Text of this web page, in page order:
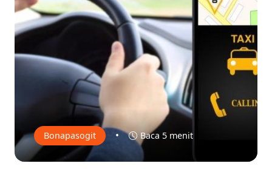
Bonapasogit • Baca 5 menit